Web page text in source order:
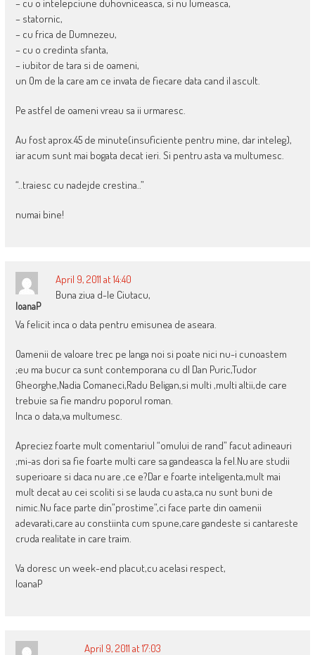
– cu o intelepciune duhovniceasca, si nu lumeasca,
– statornic,
– cu frica de Dumnezeu,
– cu o credinta sfanta,
– iubitor de tara si de oameni,
un Om de la care am ce invata de fiecare data cand il ascult.
Pe astfel de oameni vreau sa ii urmaresc.
Au fost aprox.45 de minute(insuficiente pentru mine, dar inteleg),
iar acum sunt mai bogata decat ieri. Si pentru asta va multumesc.
“..traiesc cu nadejde crestina..”
numai bine!
IoanaP
April 9, 2011 at 14:40
Buna ziua d-le Ciutacu,
Va felicit inca o data pentru emisunea de aseara.
Oamenii de valoare trec pe langa noi si poate nici nu-i cunoastem
;eu ma bucur ca sunt contemporana cu dl Dan Puric,Tudor
Gheorghe,Nadia Comaneci,Radu Beligan,si multi ,multi altii,de care
trebuie sa fie mandru poporul roman.
Inca o data,va multumesc.
Apreciez foarte mult comentariul “omului de rand” facut adineauri
;mi-as dori sa fie foarte multi care sa gandeasca la fel.Nu are studii
superioare si daca nu are ,ce e?Dar e foarte inteligenta,mult mai
mult decat au cei scoliti si se lauda cu asta,ca nu sunt buni de
nimic.Nu face parte din”prostime”,ci face parte din oamenii
adevarati,care au constiinta cum spune,care gandeste si cantareste
cruda realitate in care traim.
Va doresc un week-end placut,cu acelasi respect,
IoanaP
April 9, 2011 at 17:03